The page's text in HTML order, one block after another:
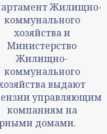
Жилищно-
коммунального
хозяйства и
Министерство
Жилищно-
коммунального
выдают
управляющим
компаниям на
домами.